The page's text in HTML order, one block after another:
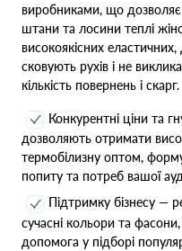
виробниками, що
штани та лосини теплі
високоякісних
сковують рухів і не
кількість повернень і скарг.
Конкурентні ціни та
дозволяють отримати
термобілизну оптом,
попиту та потреб вашої
Підтримку бізнесу —
сучасні кольори та
допомога у підборі